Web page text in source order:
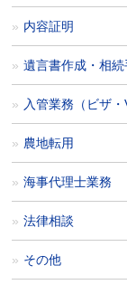
内容証明
遺言書作成・相続
入管業務（ビザ・
農地転用
海事代理士業務
法律相談
その他